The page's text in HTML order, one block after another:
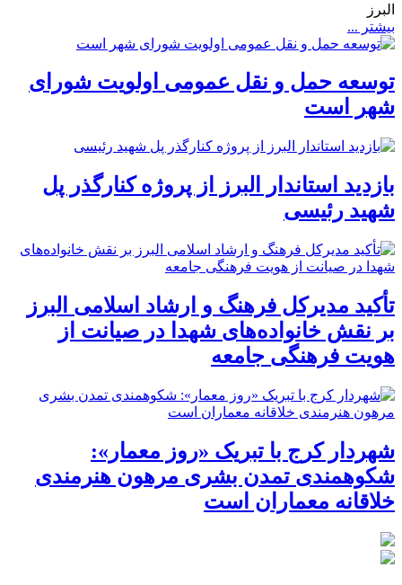
البرز
بیشتر ...
توسعه حمل و نقل عمومی اولویت شورای
شهر است
بازدید استاندار البرز از پروژه کنارگذر پل
شهید رئیسی
تأکید مدیرکل فرهنگ و ارشاد اسلامی البرز
بر نقش خانواده‌های شهدا در صیانت از
هویت فرهنگی جامعه
شهردار کرج با تبریک «روز معمار»:
شکوهمندی تمدن بشری مرهون هنرمندی
خلاقانه معماران است